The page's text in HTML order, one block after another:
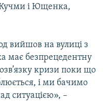
Кучми і Ющенка,
вийшов на вулиці з
має безпрецедентну
кризи поки що
і ми бачимо
ситуацією», –